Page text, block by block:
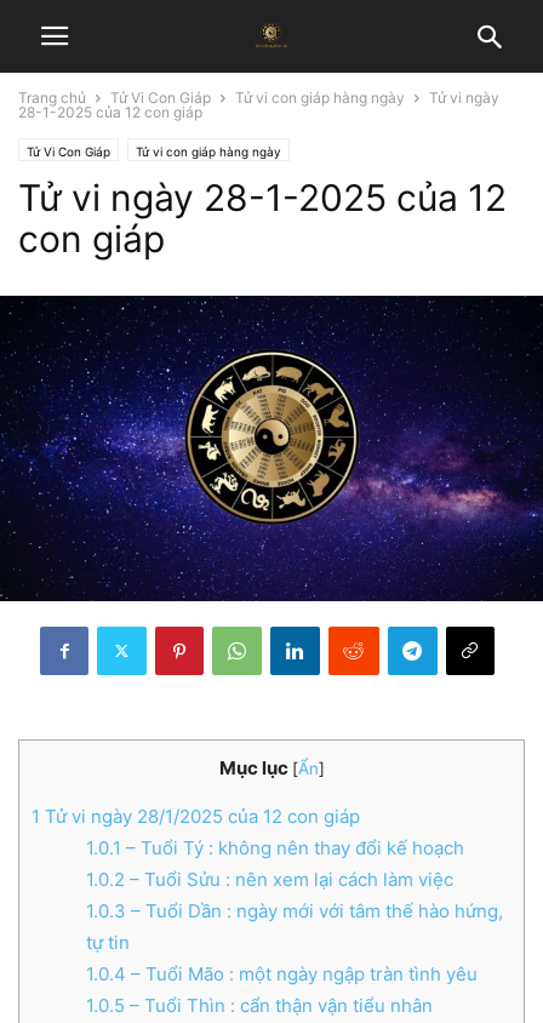
Trang chủ Tử Vi Con Giáp Tử vi con giáp hàng ngày
Tử vi ngày
28-1-2025 của 12 con giáp
Tử Vi Con Giáp Tử vi con giáp hàng ngày
Tử vi ngày 28-1-2025 của 12
con giáp
Mục lục [Ẩn]
1 Tử vi ngày 28/1/2025 của 12 con giáp
1.0.1 – Tuổi Tý : không nên thay đổi kế hoạch
1.0.2 – Tuổi Sửu : nên xem lại cách làm việc
1.0.3 – Tuổi Dần : ngày mới với tâm thế hào hứng,
tự tin
1.0.4 – Tuổi Mão : một ngày ngập tràn tình yêu
1.0.5 – Tuổi Thìn : cẩn thận vận tiểu nhân